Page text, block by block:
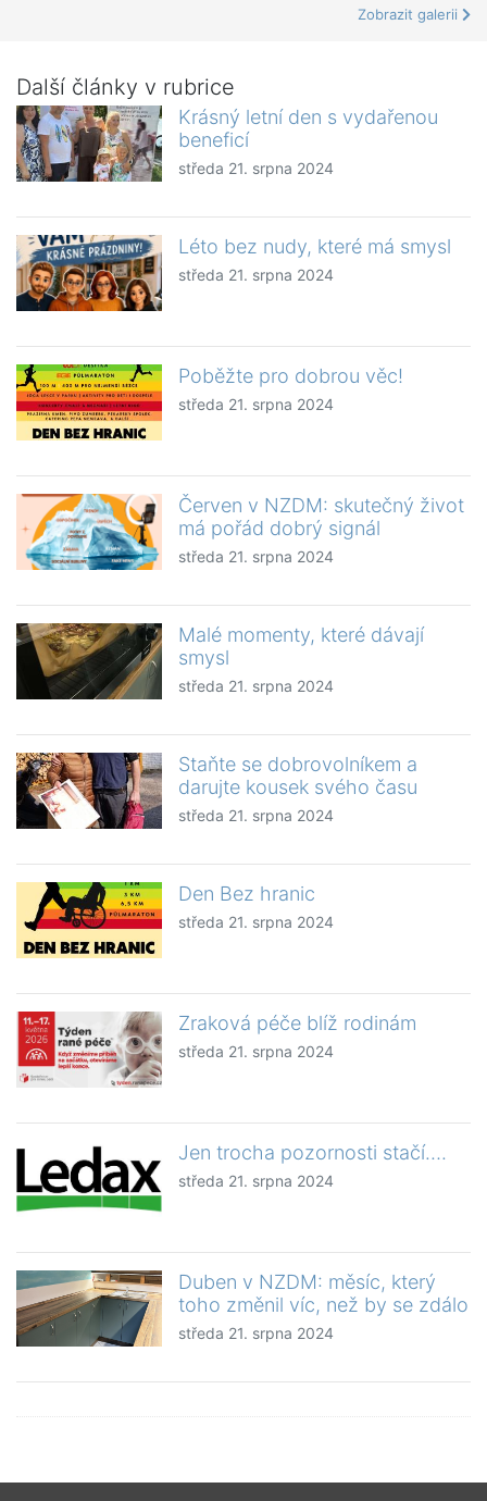
Zobrazit galerii
Další články v rubrice
Krásný letní den s vydařenou
beneficí
středa 21. srpna 2024
Léto bez nudy, které má smysl
středa 21. srpna 2024
Poběžte pro dobrou věc!
středa 21. srpna 2024
Červen v NZDM: skutečný život
má pořád dobrý signál
středa 21. srpna 2024
Malé momenty, které dávají
smysl
středa 21. srpna 2024
Staňte se dobrovolníkem a
darujte kousek svého času
středa 21. srpna 2024
Den Bez hranic
středa 21. srpna 2024
Zraková péče blíž rodinám
středa 21. srpna 2024
Jen trocha pozornosti stačí….
středa 21. srpna 2024
Duben v NZDM: měsíc, který
toho změnil víc, než by se zdálo
středa 21. srpna 2024